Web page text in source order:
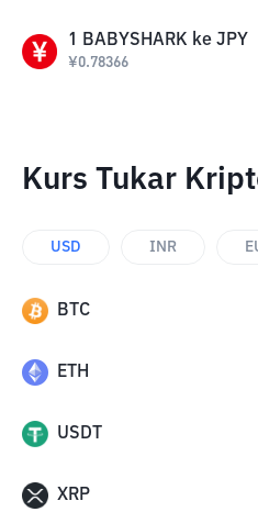
1 BABYSHARK ke JPY
¥0.78366
Kurs Tukar
USD INR
BTC
ETH
USDT
XRP